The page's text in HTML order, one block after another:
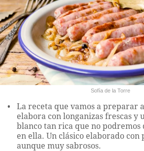
Sofía de la Torre
La receta que vamos a preparar
elabora con longanizas frescas y
blanco tan rica que no
en ella. Un clásico elaborado con
aunque muy sabrosos.